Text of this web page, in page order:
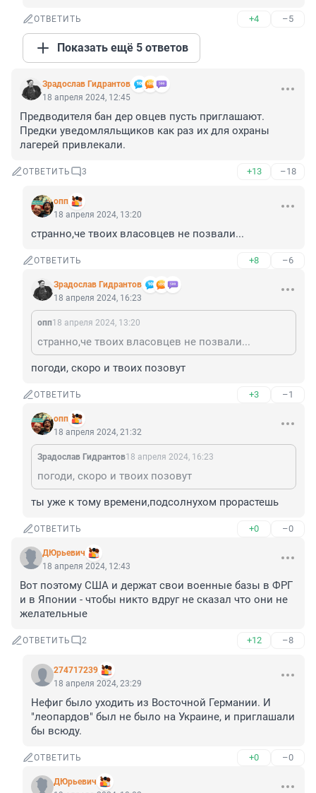
ОТВЕТИТЬ +4 –5
Показать ещё 5 ответов
Зрадослав Гидрантов
18 апреля 2024, 12:45
Предводителя бан дер овцев пусть приглашают.
Предки уведомляльщиков как раз их для охраны
лагерей привлекали.
ОТВЕТИТЬ 3 +13 –18
опп
18 апреля 2024, 13:20
странно,че твоих власовцев не позвали...
ОТВЕТИТЬ +8 –6
Зрадослав Гидрантов
18 апреля 2024, 16:23
опп18 апреля 2024, 13:20
странно,че твоих власовцев не позвали...
погоди, скоро и твоих позовут
ОТВЕТИТЬ +3 –1
опп
18 апреля 2024, 21:32
Зрадослав Гидрантов18 апреля 2024, 16:23
погоди, скоро и твоих позовут
ты уже к тому времени,подсолнухом прорастешь
ОТВЕТИТЬ +0 –0
ДЮрьевич
18 апреля 2024, 12:43
Вот поэтому США и держат свои военные базы в ФРГ
и в Японии - чтобы никто вдруг не сказал что они не
желательные
ОТВЕТИТЬ 2 +12 –8
274717239
18 апреля 2024, 23:29
Нефиг было уходить из Восточной Германии. И
"леопардов" был не было на Украине, и приглашали
бы всюду.
ОТВЕТИТЬ +0 –0
ДЮрьевич